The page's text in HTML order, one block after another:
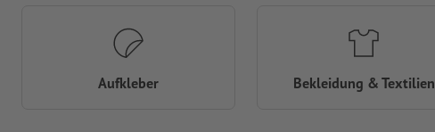
Aufkleber Bekleidung & Textilien